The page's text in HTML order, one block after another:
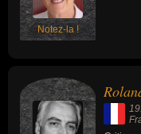
Notez-la !